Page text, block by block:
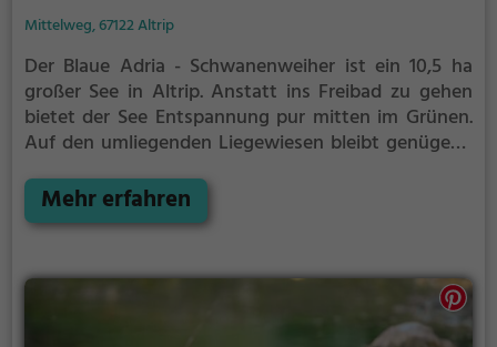
Mittelweg, 67122 Altrip
Der Blaue Adria - Schwanenweiher ist ein 10,5 ha
großer See in Altrip. Anstatt ins Freibad zu gehen
bietet der See Entspannung pur mitten im Grünen.
Auf den umliegenden Liegewiesen bleibt genügend
bis September ist der Blaue Adria - Schwanenweiher
ein beliebtes Ausflugsziel. Egal ob für Familien,
Schwanenweiher ist die Adresse für warme Tage.
Mehr erfahren